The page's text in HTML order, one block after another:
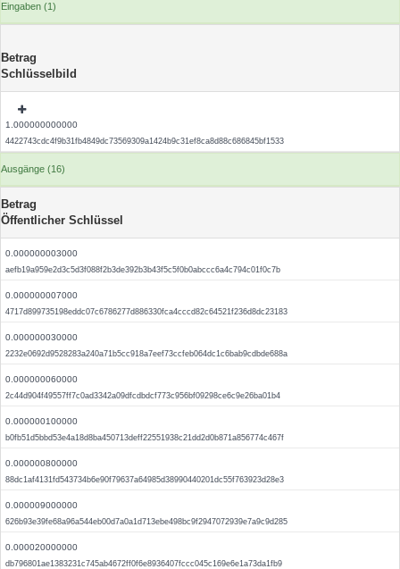
Eingaben (1)
Betrag
Schlüsselbild
1.000000000000
4422743cdc4f9b31fb4849dc73569309a1424b9c31ef8ca8d88c686845bf1533
Ausgänge (16)
Betrag
Öffentlicher Schlüssel
0.000000003000
aefb19a959e2d3c5d3f088f2b3de392b3b43f5c5f0b0abccc6a4c794c01f0c7b
0.000000007000
4717d899735198eddc07c6786277d886330fca4cccd82c64521f236d8dc23183
0.000000030000
2232e0692d9528283a240a71b5cc918a7eef73ccfeb064dc1c6bab9cdbde688a
0.000000060000
2c44d904f49557ff7c0ad3342a09dfcdbdcf773c956bf09298ce6c9e26ba01b4
0.000000100000
b0fb51d5bbd53e4a18d8ba450713deff22551938c21dd2d0b871a856774c467f
0.000000800000
88dc1af4131fd543734b6e90f79637a64985d38990440201dc55f763923d28e3
0.000009000000
626b93e39fe68a96a544eb00d7a0a1d713ebe498bc9f2947072939e7a9c9d285
0.000020000000
db796801ae1383231c745ab4672ff0f6e8936407fccc045c169e6e1a73da1fb9